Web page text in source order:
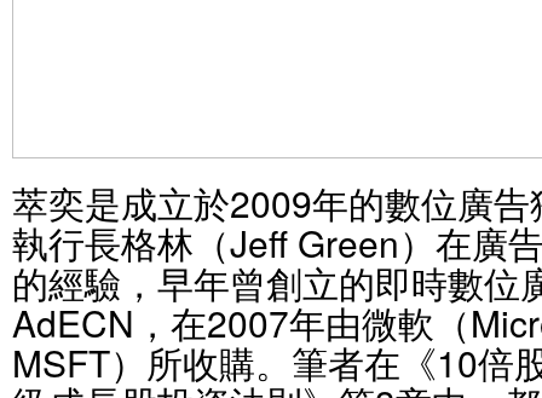
萃奕是成立於2009年的數位廣
執行長格林（Jeff Green）在廣
的經驗，早年曾創立的即時數位
AdECN，在2007年由微軟（
MSFT）所收購。筆者在《10倍